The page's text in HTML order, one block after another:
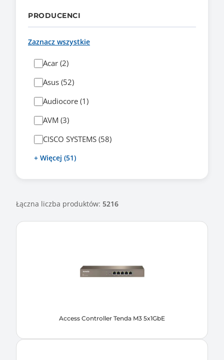
PRODUCENCI
Zaznacz wszystkie
Acar (2)
Asus (52)
Audiocore (1)
AVM (3)
CISCO SYSTEMS (58)
+ Więcej (51)
Łączna liczba produktów: 5216
Access Controller Tenda M3 5x1GbE